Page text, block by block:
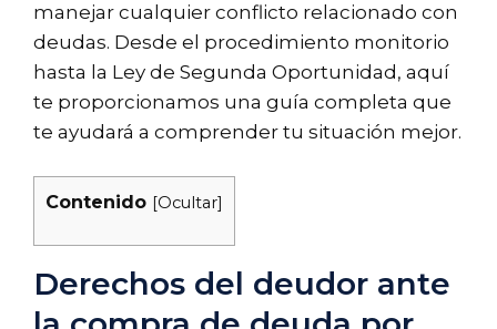
manejar cualquier conflicto relacionado con
deudas. Desde el procedimiento monitorio
hasta la Ley de Segunda Oportunidad, aquí
te proporcionamos una guía completa que
te ayudará a comprender tu situación mejor.
Contenido [Ocultar]
Derechos del deudor ante